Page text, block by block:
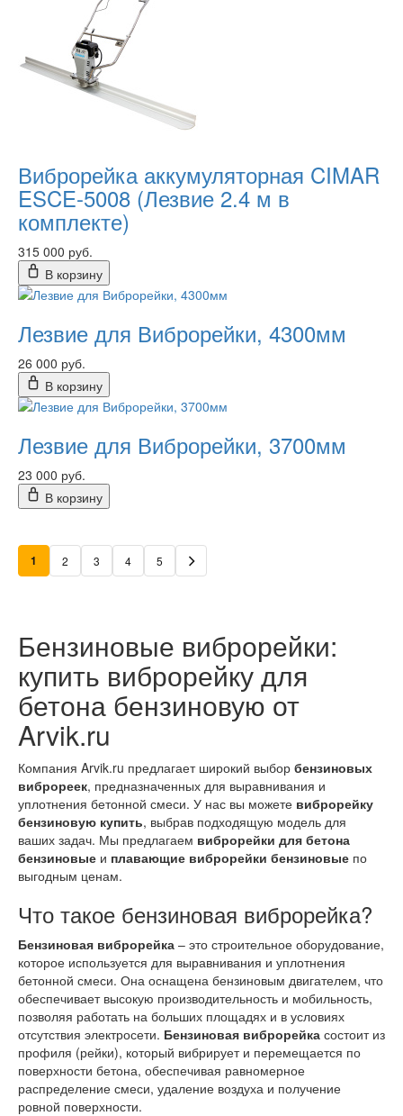
Виброрейка аккумуляторная CIMAR
ESCE-5008 (Лезвие 2.4 м в
комплекте)
315 000 руб.
В корзину
Лезвие для Виброрейки, 4300мм
26 000 руб.
В корзину
Лезвие для Виброрейки, 3700мм
23 000 руб.
В корзину
1 2 3 4 5
Бензиновые виброрейки:
купить виброрейку для
бетона бензиновую от
Arvik.ru
Компания Arvik.ru предлагает широкий выбор бензиновых
виброреек, предназначенных для выравнивания и
уплотнения бетонной смеси. У нас вы можете виброрейку
бензиновую купить, выбрав подходящую модель для
ваших задач. Мы предлагаем виброрейки для бетона
бензиновые и плавающие виброрейки бензиновые по
выгодным ценам.
Что такое бензиновая виброрейка?
Бензиновая виброрейка – это строительное оборудование,
которое используется для выравнивания и уплотнения
бетонной смеси. Она оснащена бензиновым двигателем, что
обеспечивает высокую производительность и мобильность,
позволяя работать на больших площадях и в условиях
отсутствия электросети. Бензиновая виброрейка состоит из
профиля (рейки), который вибрирует и перемещается по
поверхности бетона, обеспечивая равномерное
распределение смеси, удаление воздуха и получение
ровной поверхности.